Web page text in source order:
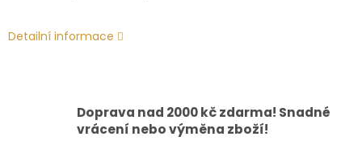
Detailní informace
Doprava nad 2000 kč zdarma! Snadné
vrácení nebo výměna zboží!